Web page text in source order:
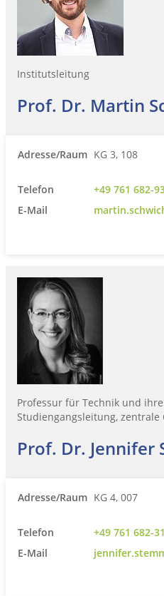
Institutsleitung
Prof. Dr. Martin
Adresse/Raum KG 3, 108
Telefon
+49 761 682-
E-Mail
Professur für Technik und
Studiengangsleitung,
Prof. Dr. Jennifer
Adresse/Raum KG 4, 007
Telefon
+49 761 682-
E-Mail